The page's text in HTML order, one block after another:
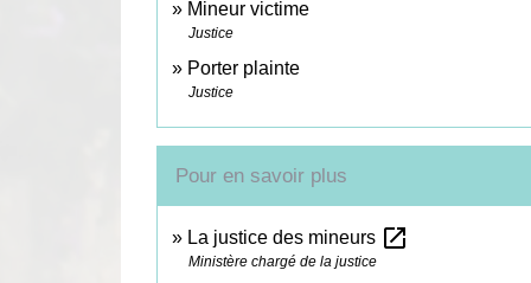
Mineur victime
Justice
Porter plainte
Justice
Pour en savoir plus
La justice des mineurs open_in_new
Ministère chargé de la justice